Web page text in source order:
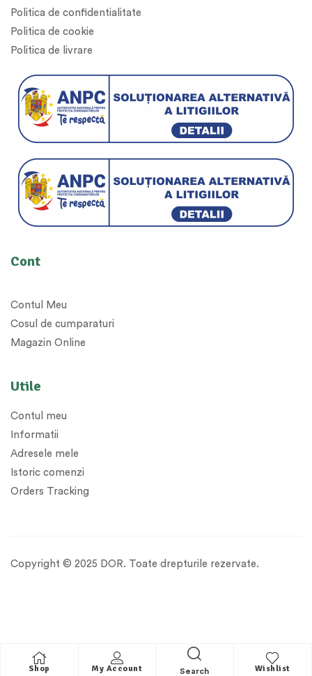
Shop My Account Search Wishlist
Politica de confidentialitate
Politica de cookie
Politica de livrare
Cont
Contul Meu
Cosul de cumparaturi
Magazin Online
Utile
Contul meu
Informatii
Adresele mele
Istoric comenzi
Orders Tracking
Copyright © 2025 DOR. Toate drepturile rezervate.